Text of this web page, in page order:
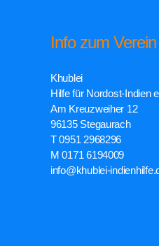
Info zum Verein
Khublei
Hilfe für Nordost-Indien
Am Kreuzweiher 12
96135 Stegaurach
T 0951 2968296
M 0171 6194009
info@khublei-